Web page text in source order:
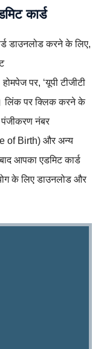
कार्ड
डाउनलोड करने के लिए,
पर, ‘यूपी टीजीटी
लिंक पर क्लिक करने के
नंबर
of Birth) और अन्य
आपका एडमिट कार्ड
के लिए डाउनलोड और